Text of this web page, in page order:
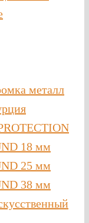
металл
18 мм
25 мм
38 мм